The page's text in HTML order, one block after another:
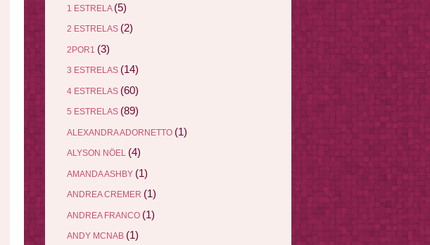
1 ESTRELA (5)
2 ESTRELAS (2)
2POR1 (3)
3 ESTRELAS (14)
4 ESTRELAS (60)
5 ESTRELAS (89)
ALEXANDRA ADORNETTO (1)
ALYSON NÖEL (4)
AMANDA ASHBY (1)
ANDREA CREMER (1)
ANDREA FRANCO (1)
ANDY MCNAB (1)